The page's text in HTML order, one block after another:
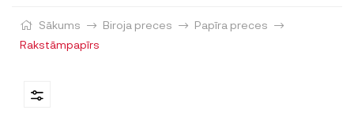
Sākums Biroja preces
Papīra preces
Rakstāmpapīrs